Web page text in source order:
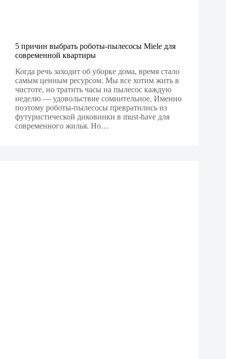
5 причин выбрать роботы-пылесосы Miele для
современной квартиры
Когда речь заходит об уборке дома, время стало
самым ценным ресурсом. Мы все хотим жить в
чистоте, но тратить часы на пылесос каждую
неделю — удовольствие сомнительное. Именно
поэтому роботы-пылесосы превратились из
футуристической диковинки в must-have для
современного жилья. Но…